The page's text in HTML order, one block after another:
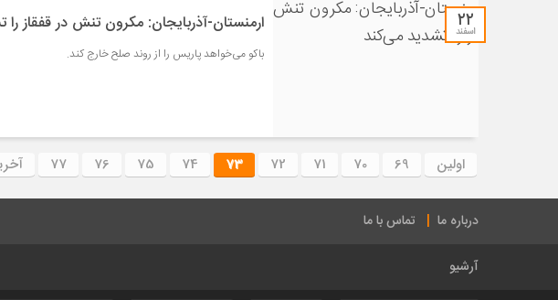
۲۲
اسفند ارمنستان-آذربایجان: مکرون تنش در قفقاز
باکو می‌خواهد پاریس را از روند صلح خارج کند.
اولین 69
70
71
72
73
74
75
76
77
درباره ما تماس با ما
آرشیو